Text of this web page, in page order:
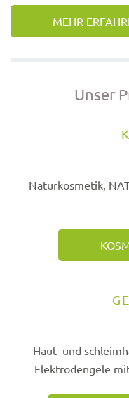
MEHR
Unser
Naturkosmetik,
Haut- und
Elektrodengele